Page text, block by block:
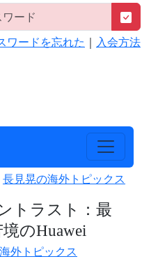
ワードを忘れた ｜ 入会方法
長見晃の海外トピックス
トラスト：最
のHuawei
外トピックス